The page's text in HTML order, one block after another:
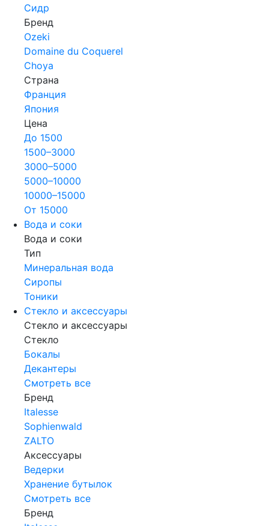
Сидр
Бренд
Ozeki
Domaine du Coquerel
Choya
Страна
Франция
Япония
Цена
До 1500
1500–3000
3000–5000
5000–10000
10000–15000
От 15000
Вода и соки
Вода и соки
Тип
Минеральная вода
Сиропы
Тоники
Стекло и аксессуары
Стекло и аксессуары
Стекло
Бокалы
Декантеры
Смотреть все
Бренд
Italesse
Sophienwald
ZALTO
Аксессуары
Ведерки
Хранение бутылок
Смотреть все
Бренд